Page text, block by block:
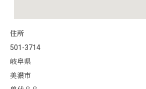
住所
501-3714
岐阜県
美濃市